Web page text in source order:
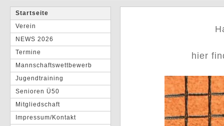
Startseite
Verein
NEWS 2026
Termine
Mannschaftswettbewerb
Jugendtraining
Senioren Ü50
Mitgliedschaft
Impressum/Kontakt
hier